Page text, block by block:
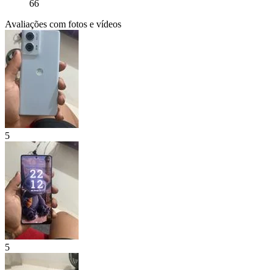
66
Avaliações com fotos e vídeos
5
5